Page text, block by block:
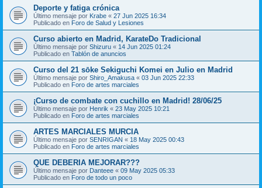
Deporte y fatiga crónica
Último mensaje por Krabe « 27 Jun 2025 16:34
Publicado en Foro de Salud y Lesiones
Curso abierto en Madrid, KarateDo Tradicional
Último mensaje por Shizuru « 14 Jun 2025 01:24
Publicado en Tablón de anuncios
Curso del 21 sōke Sekiguchi Komei en Julio en Madrid
Último mensaje por Shiro_Amakusa « 03 Jun 2025 22:33
Publicado en Foro de artes marciales
¡Curso de combate con cuchillo en Madrid! 28/06/25
Último mensaje por Henrik « 23 May 2025 10:21
Publicado en Foro de artes marciales
ARTES MARCIALES MURCIA
Último mensaje por SENRIGAN « 18 May 2025 00:43
Publicado en Foro de artes marciales
QUE DEBERIA MEJORAR???
Último mensaje por Danteee « 09 May 2025 05:33
Publicado en Foro de todo un poco